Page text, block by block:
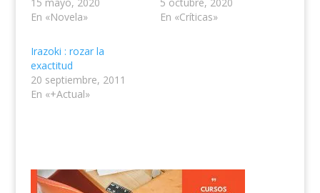
En «Novela»
En «Críticas»
Irazoki : rozar la
exactitud
20 septiembre, 2011
En «+Actual»